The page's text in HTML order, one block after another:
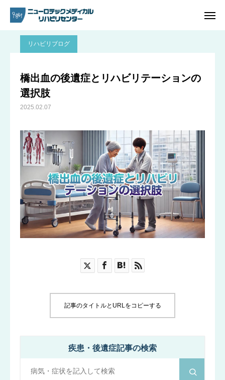
ブログ リハビリブログ
リハビリブログ
橋出血の後遺症とリハビリテーションの
選択肢
2025.02.07
記事のタイトルとURLをコピーする
疾患・後遺症記事の検索
アクセス
リハビリ内容
プラン・料金一覧
よくあるご質問
ご予約